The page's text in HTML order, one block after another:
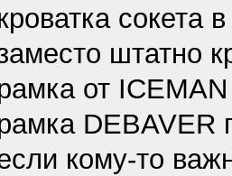
сокета
штатно
от
DEBAVER
кому-то